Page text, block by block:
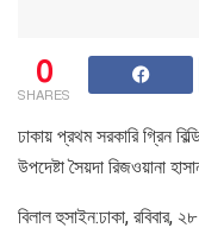
0
SHARES
ঢাকায় প্রথম সরকারি গ্রিন
উপদেষ্টা সৈয়দা রিজওয়ানা
বিলাল হুসাইন:ঢাকা, রবিবার,